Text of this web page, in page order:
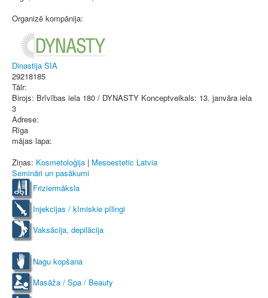
Organizē kompānija:
Dinastija SIA
29218185
Tālr:
Birojs: Brīvības iela 180 / DYNASTY Konceptveikals: 13. janvāra iela
3
Adrese:
Rīga
mājas lapa:
Ziņas: Kosmetoloģija | Mesoestetic Latvia
Semināri un pasākumi
Friziermāksla
Injekcijas / ķīmiskie pīlingi
Vaksācija, depilācija
Nagu kopšana
Masāža / Spa / Beauty